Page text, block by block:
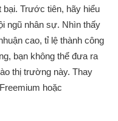
bại. Trước tiên, hãy hiểu
ngũ nhân sự. Nhìn thấy
cao, tỉ lệ thành công
bạn không thể đưa ra
thị trường này. Thay
hoặc